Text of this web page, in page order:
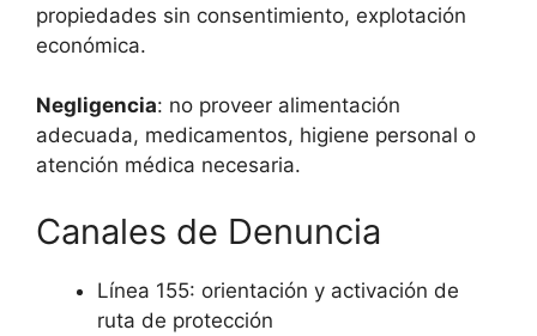
propiedades sin consentimiento, explotación
económica.
Negligencia: no proveer alimentación
adecuada, medicamentos, higiene personal o
atención médica necesaria.
Canales de Denuncia
Línea 155: orientación y activación de
ruta de protección